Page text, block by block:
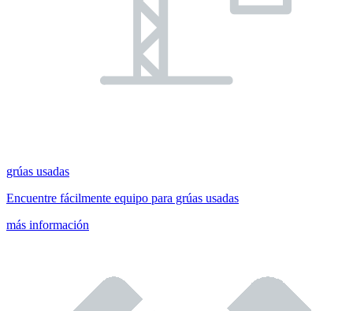
grúas usadas
Encuentre fácilmente equipo para grúas usadas
más información